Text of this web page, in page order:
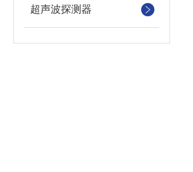
超声波探测器